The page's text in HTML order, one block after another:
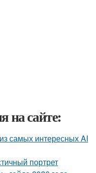
на сайте:
самых интересных AI
портрет